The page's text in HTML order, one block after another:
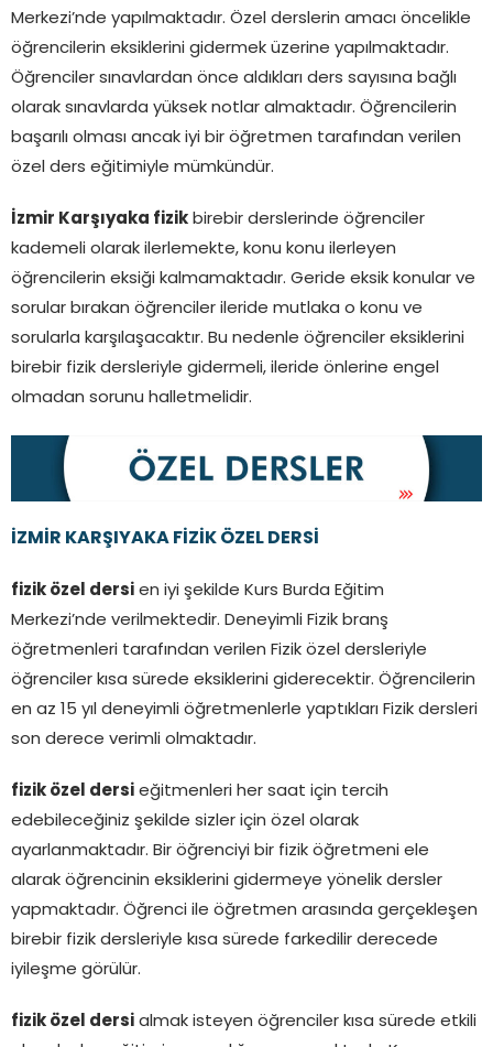
Merkezi’nde yapılmaktadır. Özel derslerin amacı öncelikle
öğrencilerin eksiklerini gidermek üzerine yapılmaktadır.
Öğrenciler sınavlardan önce aldıkları ders sayısına bağlı
olarak sınavlarda yüksek notlar almaktadır. Öğrencilerin
başarılı olması ancak iyi bir öğretmen tarafından verilen
özel ders eğitimiyle mümkündür.
İzmir Karşıyaka fizik birebir derslerinde öğrenciler
kademeli olarak ilerlemekte, konu konu ilerleyen
öğrencilerin eksiği kalmamaktadır. Geride eksik konular ve
sorular bırakan öğrenciler ileride mutlaka o konu ve
sorularla karşılaşacaktır. Bu nedenle öğrenciler eksiklerini
birebir fizik dersleriyle gidermeli, ileride önlerine engel
olmadan sorunu halletmelidir.
İZMİR KARŞIYAKA FİZİK ÖZEL DERSİ
fizik özel dersi en iyi şekilde Kurs Burda Eğitim
Merkezi’nde verilmektedir. Deneyimli Fizik branş
öğretmenleri tarafından verilen Fizik özel dersleriyle
öğrenciler kısa sürede eksiklerini giderecektir. Öğrencilerin
en az 15 yıl deneyimli öğretmenlerle yaptıkları Fizik dersleri
son derece verimli olmaktadır.
fizik özel dersi eğitmenleri her saat için tercih
edebileceğiniz şekilde sizler için özel olarak
ayarlanmaktadır. Bir öğrenciyi bir fizik öğretmeni ele
alarak öğrencinin eksiklerini gidermeye yönelik dersler
yapmaktadır. Öğrenci ile öğretmen arasında gerçekleşen
birebir fizik dersleriyle kısa sürede farkedilir derecede
iyileşme görülür.
fizik özel dersi almak isteyen öğrenciler kısa sürede etkili